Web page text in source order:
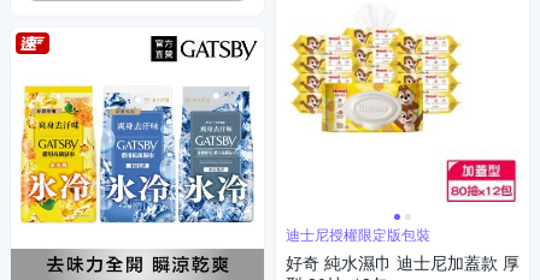
迪士尼授權限定版包裝
好奇 純水濕巾 迪士尼加蓋款 厚